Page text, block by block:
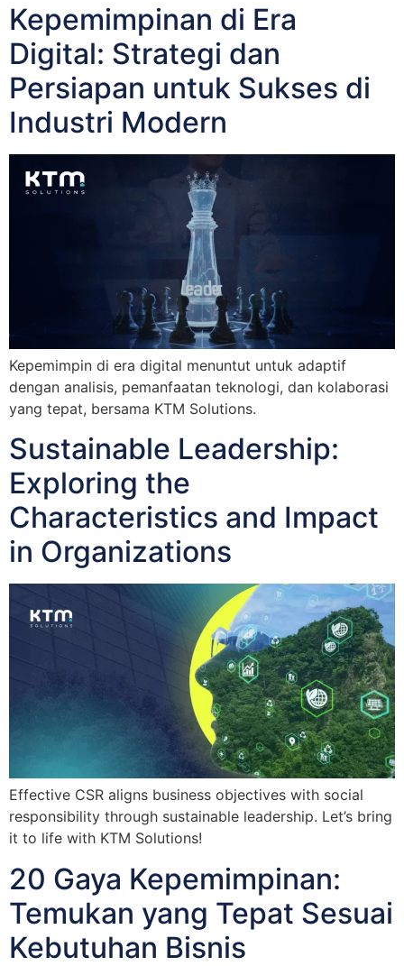
Kepemimpinan di Era
Digital: Strategi dan
Persiapan untuk Sukses di
Industri Modern
Kepemimpin di era digital menuntut untuk adaptif
dengan analisis, pemanfaatan teknologi, dan kolaborasi
yang tepat, bersama KTM Solutions.
Sustainable Leadership:
Exploring the
Characteristics and Impact
in Organizations
Effective CSR aligns business objectives with social
responsibility through sustainable leadership. Let’s bring
it to life with KTM Solutions!
20 Gaya Kepemimpinan:
Temukan yang Tepat Sesuai
Kebutuhan Bisnis